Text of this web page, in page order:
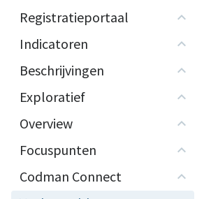
Registratieportaal
Indicatoren
Beschrijvingen
Exploratief
Overview
Focuspunten
Codman Connect